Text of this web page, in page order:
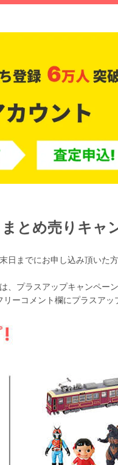
まとめ売りキャ
日までにお申し込み頂いた方
、プラスアップキャンペー
ーコメント欄にプラスアッ